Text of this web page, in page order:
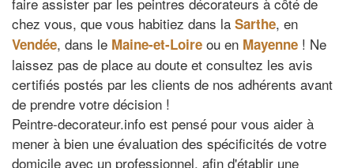
chez vous, que vous habitiez dans la Sarthe, en
Vendée, dans le Maine-et-Loire ou en Mayenne ! Ne
laissez pas de place au doute et consultez les avis
certifiés postés par les clients de nos adhérents avant
de prendre votre décision !
Peintre-decorateur.info est pensé pour vous aider à
mener à bien une évaluation des spécificités de votre
domicile avec un professionnel, afin d'établir une